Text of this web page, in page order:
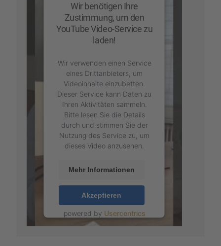
Wir benötigen Ihre
Zustimmung, um den
YouTube Video-Service zu
laden!
Wir verwenden einen Service
eines Drittanbieters, um
Videoinhalte einzubetten.
Dieser Service kann Daten zu
Ihren Aktivitäten sammeln.
Bitte lesen Sie die Details
durch und stimmen Sie der
Nutzung des Service zu, um
dieses Video anzusehen.
Mehr Informationen
Akzeptieren
powered by Usercentrics
Consent Management